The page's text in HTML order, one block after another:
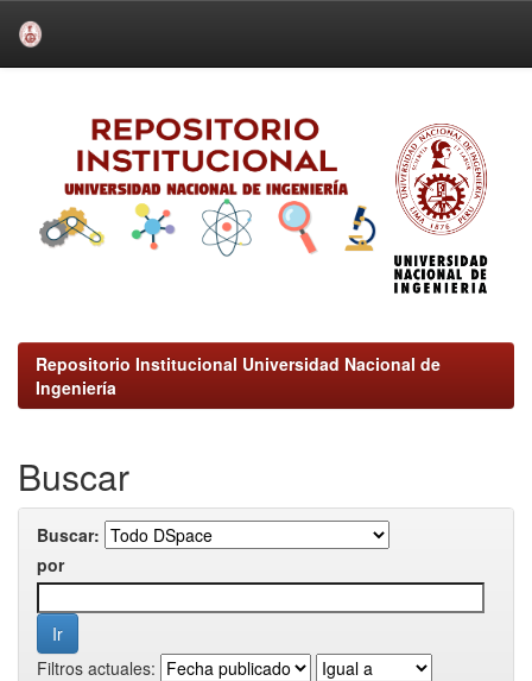
Repositorio Institucional Universidad Nacional de
Ingeniería
Buscar
Buscar:
por
Filtros actuales: